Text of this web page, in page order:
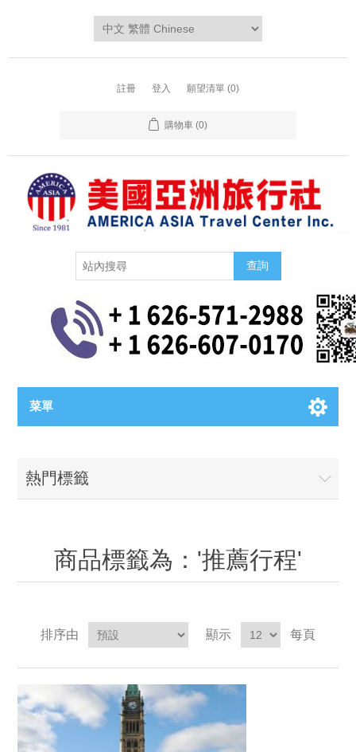
註冊 登入 願望清單 (0)
購物車 (0)
菜單
熱門標籤
商品標籤為：'推薦行程'
排序由 顯示 每頁